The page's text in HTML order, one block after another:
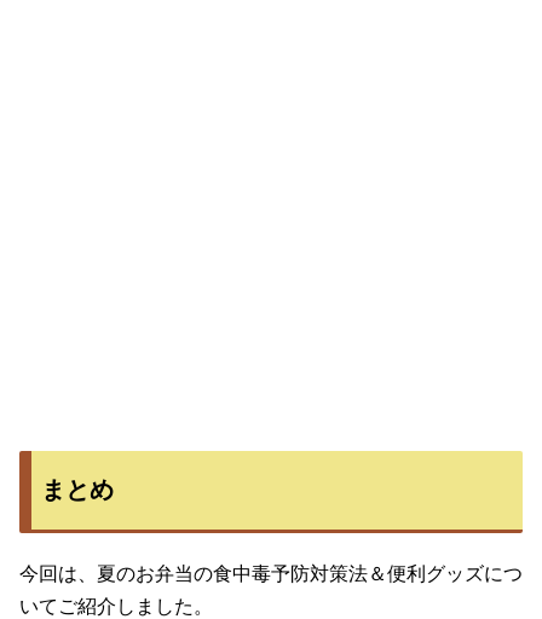
まとめ
今回は、夏のお弁当の食中毒予防対策法＆便利グッズにつ
いてご紹介しました。